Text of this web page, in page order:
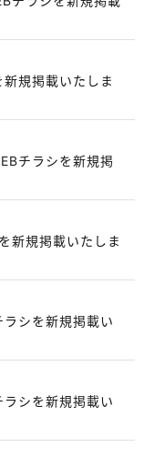
新規掲載いたしま
チラシを新規掲
新規掲載いたしま
ラシを新規掲載い
ラシを新規掲載い